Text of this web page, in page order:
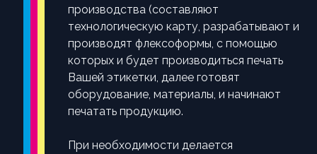
производства (составляют
технологическую карту, разрабатывают и
производят флексоформы, с помощью
которых и будет производиться печать
Вашей этикетки, далее готовят
оборудование, материалы, и начинают
печатать продукцию.
При необходимости делается